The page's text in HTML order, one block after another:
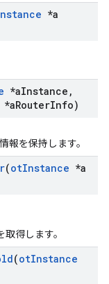
*a
*aInstance ,
*aRouterInfo)
報を保持します。
(otInstance *a
取得します。
(otInstance